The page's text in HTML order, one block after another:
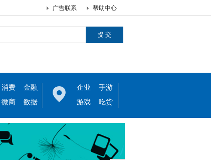
帮助中心
广告联系
消费
金融
微商 数据
企业
手游
游戏
吃货